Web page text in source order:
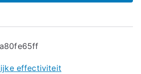
effectiviteit